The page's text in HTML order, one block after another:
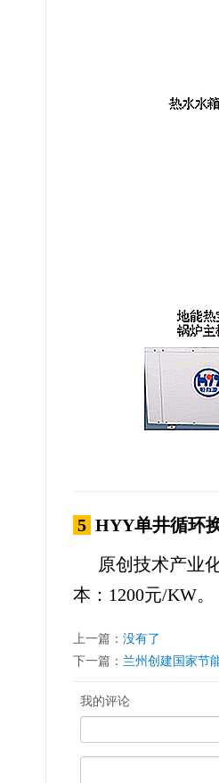
5 HYY单井循环
原创技术产业
本：1200元/KW。
上一篇： 没有了
下一篇： 兰州创建国家节
我的评论